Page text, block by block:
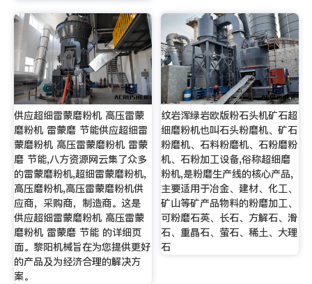
供应超细雷蒙磨粉机 高压雷蒙
磨粉机 雷蒙磨 节能供应超细雷
蒙磨粉机 高压雷蒙磨粉机 雷蒙
磨 节能,八方资源网云集了众多
的雷蒙磨粉机,超细雷蒙磨粉机,
高压磨粉机,高压雷蒙磨粉机供
应商，采购商，制造商。这是
供应超细雷蒙磨粉机 高压雷蒙
磨粉机 雷蒙磨 节能 的详细页
面。黎阳机械旨在为您提供更好
的产品及为经济合理的解决方
案。
纹岩浑绿岩欧版粉石头机矿石超
细磨粉机也叫石头粉磨机、矿石
粉磨机、石料粉磨机、石粉磨粉
机、石粉加工设备,俗称超细磨
粉机,是粉磨生产线的核心产品,
主要适用于冶金、建材、化工、
矿山等矿产品物料的粉磨加工、
可粉磨石英、长石、方解石、滑
石、重晶石、萤石、稀土、大理
石